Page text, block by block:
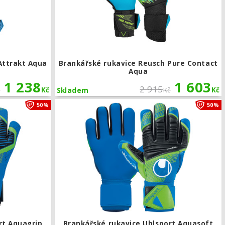
Aqua
1 238Kč
Brankářské rukavice Reusch Pure Contact
Aqua
2 915Kč 1 603Kč
Skladem
Evolution50% Brankářské rukavice Uhlsport Aquagrip HN 50%